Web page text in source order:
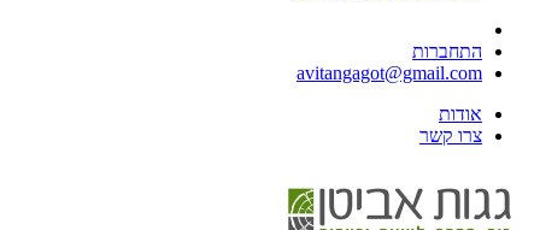
התחברות
avitangagot@gmail.com
אודות
צרו קשר